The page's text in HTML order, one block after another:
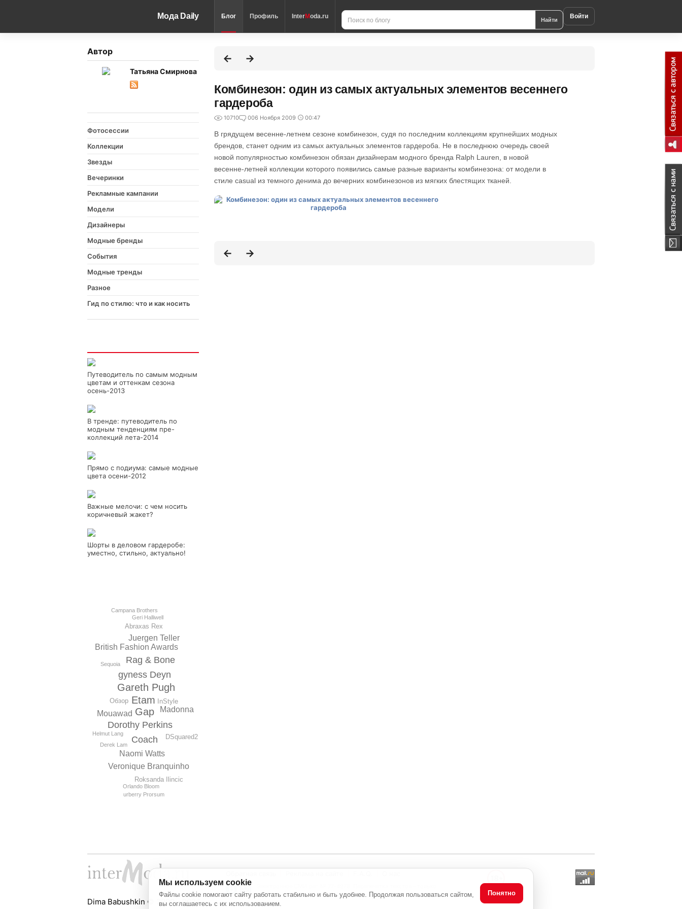
Мода Daily Блог Профиль InterModa.ru Найти Войти
Автор
Татьяна Смирнова
Фотосессии
Коллекции
Звезды
Вечеринки
Рекламные кампании
Модели
Дизайнеры
Модные бренды
События
Модные тренды
Разное
Гид по стилю: что и как носить
Путеводитель по самым модным
цветам и оттенкам сезона
осень-2013
В тренде: путеводитель по
модным тенденциям пре-
коллекций лета-2014
Прямо с подиума: самые модные
цвета осени-2012
Важные мелочи: с чем носить
коричневый жакет?
Шорты в деловом гардеробе:
уместно, стильно, актуально!
Etam
Gareth Pugh
Gap
Dorothy Perkins
gyness Deyn
Coach
Rag & Bone
British Fashion Awards
Naomi Watts
Veronique Branquinho
Juergen Teller
Mouawad
Madonna
InStyle
Abraxas Rex
Roksanda Ilincic
Обзор
DSquared2
Derek Lam
Geri Halliwell
Helmut Lang
Campana Brothers
Orlando Bloom
Sequoia
urberry Prorsum
Комбинезон: один из самых актуальных элементов весеннего
гардероба
10710 006 Ноября 2009 00:47
В грядущем весенне-летнем сезоне комбинезон, судя по последним коллекциям крупнейших модных
брендов, станет одним из самых актуальных элементов гардероба. Не в последнюю очередь своей
новой популярностью комбинезон обязан дизайнерам модного бренда Ralph Lauren, в новой
весенне-летней коллекции которого появились самые разные варианты комбинезона: от модели в
стиле casual из темного денима до вечерних комбинезонов из мягких блестящих тканей.
Dima Babushkin © 2000 - 2026
с активной ссылкой на источник
Мы используем cookie
Файлы cookie помогают сайту работать стабильно и быть удобнее. Продолжая пользоваться сайтом,
вы соглашаетесь с их использованием.
Понятно